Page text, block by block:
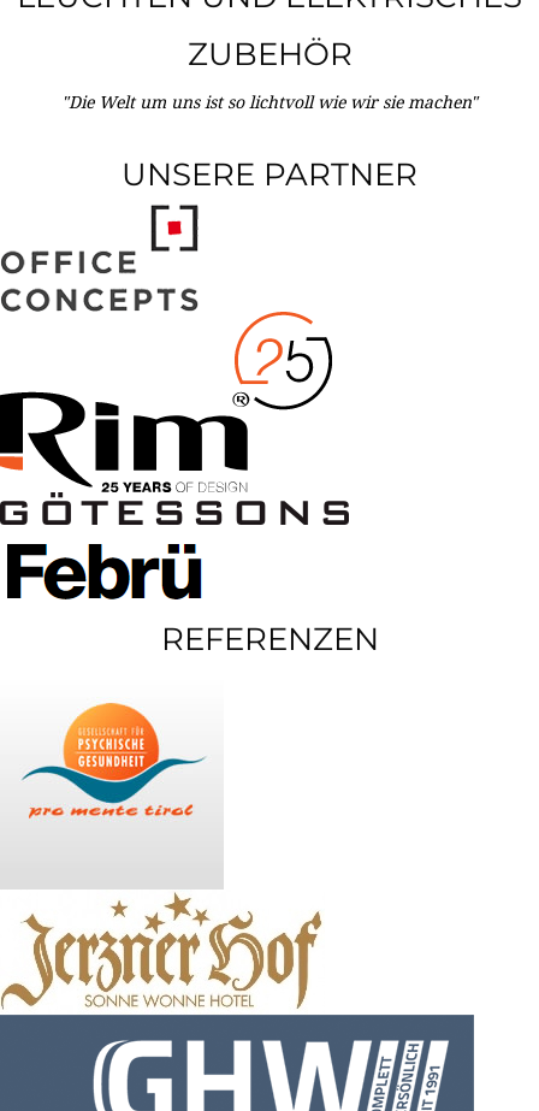
ZUBEHÖR
"Die Welt um uns ist so lichtvoll wie wir sie machen"
UNSERE PARTNER
REFERENZEN